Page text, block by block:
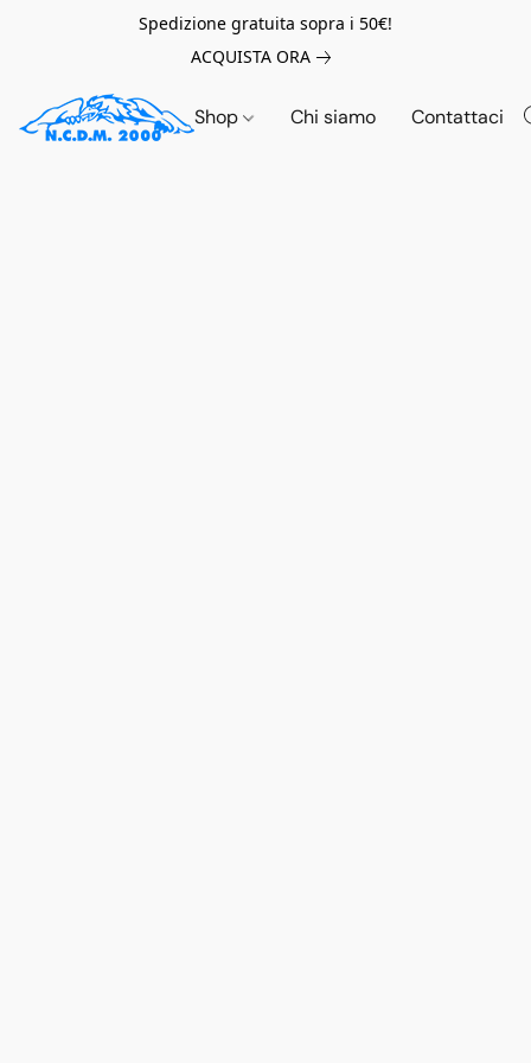
Spedizione gratuita sopra i 50€!
ACQUISTA ORA
Shop Chi siamo Contattaci